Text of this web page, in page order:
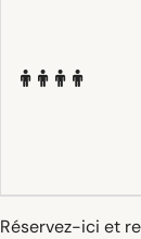
Réservez-ici et